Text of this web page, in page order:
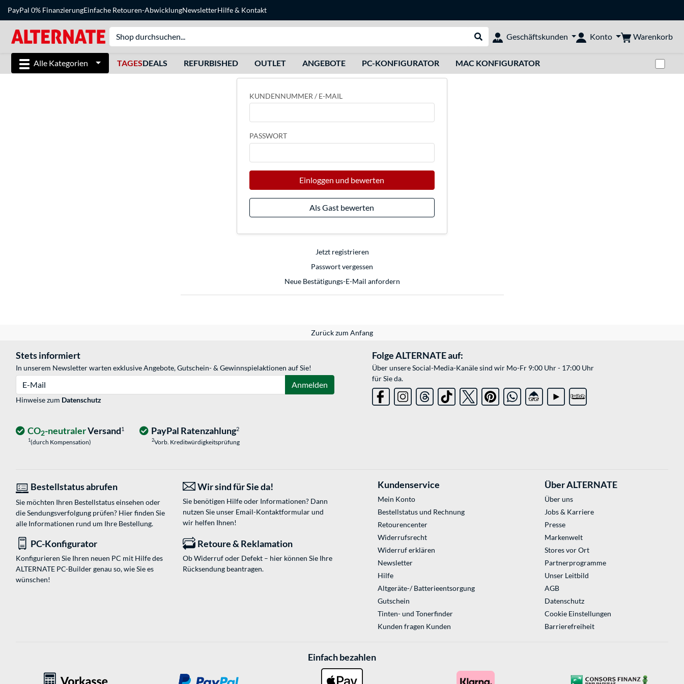
PayPal 0% FinanzierungEinfache Retouren-AbwicklungNewsletterHilfe& Kontakt
Suche durchführen
Geschäftskunden Konto Warenkorb
Alle Kategorien TAGESDEALS REFURBISHED OUTLET ANGEBOTE PC-KONFIGURATOR MAC KONFIGURATOR
KUNDENNUMMER / E-MAIL
PASSWORT
Einloggen und bewerten
Als Gast bewerten
Jetzt registrieren
Passwort vergessen
Neue Bestätigungs-E-Mail anfordern
Zurück zum Anfang
Stets informiert
In unserem Newsletter warten exklusive Angebote, Gutschein- & Gewinnspielaktionen auf Sie!
Anmelden
Hinweise zum Datenschutz
Folge ALTERNATE auf:
Über unsere Social-Media-Kanäle sind wir Mo-Fr 9:00 Uhr - 17:00 Uhr
für Sie da.
CO2-neutralerVersand1
1(durch Kompensation)
PayPal Ratenzahlung2
2Vorb. Kreditwürdigkeitsprüfung
Bestellstatus abrufen
Sie möchten Ihren Bestellstatus einsehen oder
die Sendungsverfolgung prüfen? Hier finden Sie
alle Informationen rund um Ihre Bestellung.
Wir sind für Sie da!
Sie benötigen Hilfe oder Informationen? Dann
nutzen Sie unser Email-Kontaktformularund
wir helfen Ihnen!
PC-Konfigurator
Konfigurieren Sie Ihren neuen PC mit Hilfe des
ALTERNATE PC-Builder genau so, wie Sie es
wünschen!
Retoure & Reklamation
Ob Widerruf oder Defekt – hier können Sie Ihre
Rücksendung beantragen.
Kundenservice
Mein Konto
Bestellstatus und Rechnung
Retourencenter
Widerrufsrecht
Widerruf erklären
Newsletter
Hilfe
Altgeräte-/ Batterieentsorgung
Gutschein
Tinten- und Tonerfinder
Kunden fragen Kunden
Über ALTERNATE
Über uns
Jobs & Karriere
Presse
Markenwelt
Stores vor Ort
Partnerprogramme
Unser Leitbild
AGB
Datenschutz
Cookie Einstellungen
Barrierefreiheit
Einfach bezahlen